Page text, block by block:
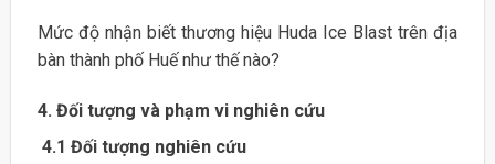
Mức độ nhận biết thương hiệu Huda Ice Blast trên địa
bàn thành phố Huế như thế nào?
4. Đối tượng và phạm vi nghiên cứu
4.1 Đối tượng nghiên cứu